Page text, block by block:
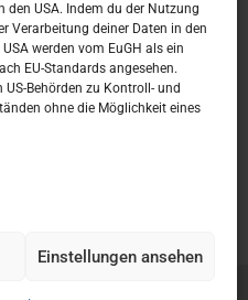
den USA. Indem du der Nutzung
Verarbeitung deiner Daten in den
werden vom EuGH als ein
EU-Standards angesehen.
Behörden zu Kontroll- und
ohne die Möglichkeit eines
Einstellungen ansehen
13 14 15 16
20 21 22
27 28 29 30